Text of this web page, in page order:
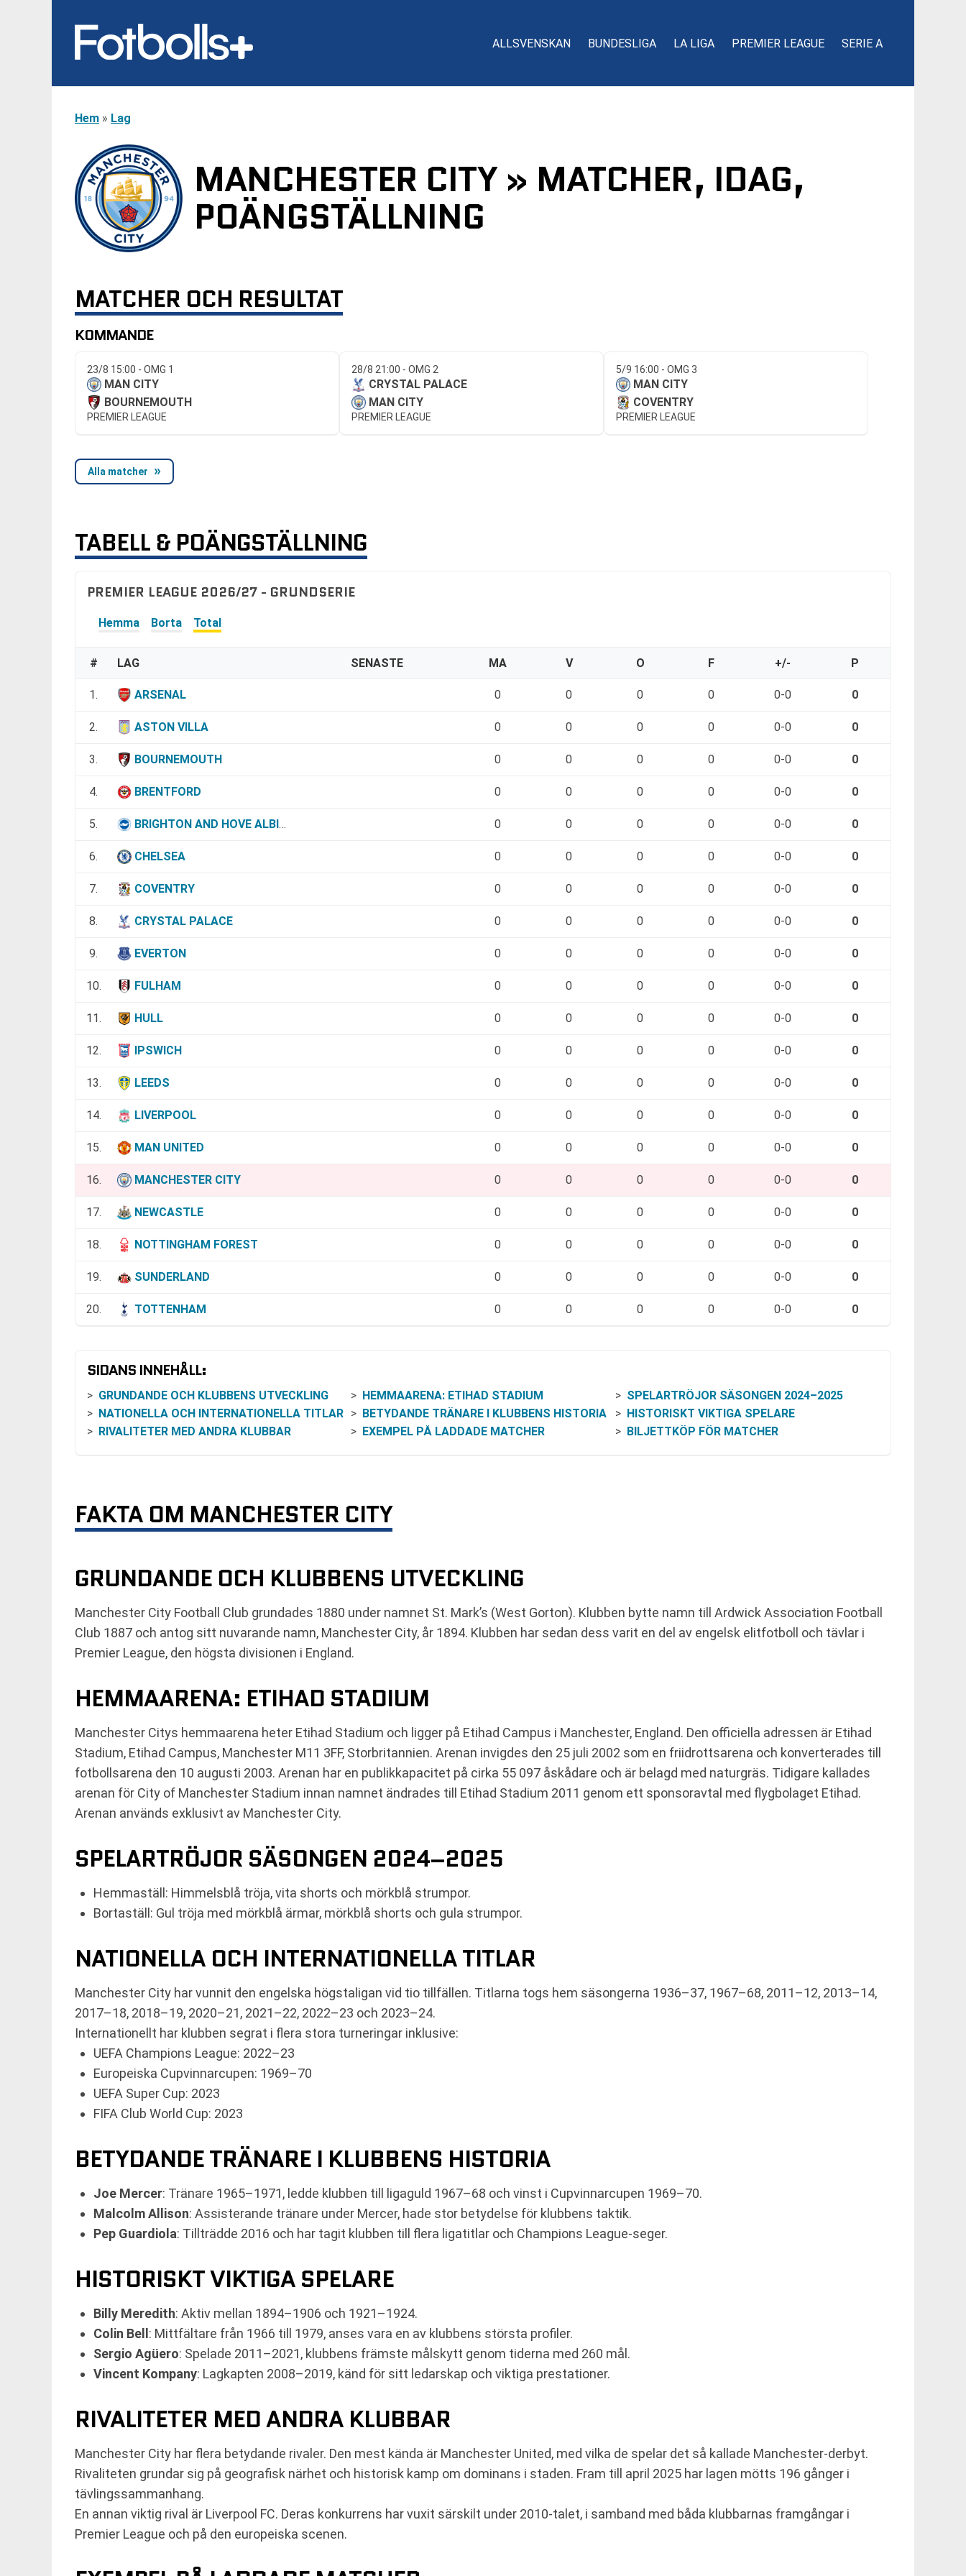
ALLSVENSKAN BUNDESLIGA LA LIGA PREMIER LEAGUE SERIE A
Hem » Lag
MANCHESTER CITY » MATCHER, IDAG,
POÄNGSTÄLLNING
MATCHER OCH RESULTAT
KOMMANDE
23/8 15:00 - OMG 1
MAN CITY
BOURNEMOUTH
PREMIER LEAGUE
28/8 21:00 - OMG 2
CRYSTAL PALACE
MAN CITY
PREMIER LEAGUE
5/9 16:00 - OMG 3
MAN CITY
COVENTRY
PREMIER LEAGUE
Alla matcher
TABELL & POÄNGSTÄLLNING
PREMIER LEAGUE 2026/27 - GRUNDSERIE
Hemma Borta Total
# LAG SENASTE MA V O F +/- P
1. ARSENAL 0 0 0 0 0-0 0
2. ASTON VILLA 0 0 0 0 0-0 0
3. BOURNEMOUTH 0 0 0 0 0-0 0
4. BRENTFORD 0 0 0 0 0-0 0
5. BRIGHTON AND HOVE ALBION 0 0 0 0 0-0 0
6. CHELSEA 0 0 0 0 0-0 0
7. COVENTRY 0 0 0 0 0-0 0
8. CRYSTAL PALACE 0 0 0 0 0-0 0
9. EVERTON 0 0 0 0 0-0 0
10. FULHAM 0 0 0 0 0-0 0
11. HULL 0 0 0 0 0-0 0
12. IPSWICH 0 0 0 0 0-0 0
13. LEEDS 0 0 0 0 0-0 0
14. LIVERPOOL 0 0 0 0 0-0 0
15. MAN UNITED 0 0 0 0 0-0 0
16. MANCHESTER CITY 0 0 0 0 0-0 0
17. NEWCASTLE 0 0 0 0 0-0 0
18. NOTTINGHAM FOREST 0 0 0 0 0-0 0
19. SUNDERLAND 0 0 0 0 0-0 0
20. TOTTENHAM 0 0 0 0 0-0 0
SIDANS INNEHÅLL:
GRUNDANDE OCH KLUBBENS UTVECKLING HEMMAARENA: ETIHAD STADIUM
SPELARTRÖJOR SÄSONGEN 2024–2025
NATIONELLA OCH INTERNATIONELLA TITLAR
BETYDANDE TRÄNARE I KLUBBENS HISTORIA
HISTORISKT VIKTIGA SPELARE
RIVALITETER MED ANDRA KLUBBAR
EXEMPEL PÅ LADDADE MATCHER BILJETTKÖP FÖR MATCHER
FAKTA OM MANCHESTER CITY
GRUNDANDE OCH KLUBBENS UTVECKLING
Manchester City Football Club grundades 1880 under namnet St. Mark’s (West Gorton). Klubben bytte namn till Ardwick Association Football
Club 1887 och antog sitt nuvarande namn, Manchester City, år 1894. Klubben har sedan dess varit en del av engelsk elitfotboll och tävlar i
Premier League, den högsta divisionen i England.
HEMMAARENA: ETIHAD STADIUM
Manchester Citys hemmaarena heter Etihad Stadium och ligger på Etihad Campus i Manchester, England. Den officiella adressen är Etihad
Stadium, Etihad Campus, Manchester M11 3FF, Storbritannien. Arenan invigdes den 25 juli 2002 som en friidrottsarena och konverterades till
fotbollsarena den 10 augusti 2003. Arenan har en publikkapacitet på cirka 55 097 åskådare och är belagd med naturgräs. Tidigare kallades
arenan för City of Manchester Stadium innan namnet ändrades till Etihad Stadium 2011 genom ett sponsoravtal med flygbolaget Etihad.
Arenan används exklusivt av Manchester City.
SPELARTRÖJOR SÄSONGEN 2024–2025
Hemmaställ: Himmelsblå tröja, vita shorts och mörkblå strumpor.
Bortaställ: Gul tröja med mörkblå ärmar, mörkblå shorts och gula strumpor.
NATIONELLA OCH INTERNATIONELLA TITLAR
Manchester City har vunnit den engelska högstaligan vid tio tillfällen. Titlarna togs hem säsongerna 1936–37, 1967–68, 2011–12, 2013–14,
2017–18, 2018–19, 2020–21, 2021–22, 2022–23 och 2023–24.
Internationellt har klubben segrat i flera stora turneringar inklusive:
UEFA Champions League: 2022–23
Europeiska Cupvinnarcupen: 1969–70
UEFA Super Cup: 2023
FIFA Club World Cup: 2023
BETYDANDE TRÄNARE I KLUBBENS HISTORIA
Joe Mercer: Tränare 1965–1971, ledde klubben till ligaguld 1967–68 och vinst i Cupvinnarcupen 1969–70.
Malcolm Allison: Assisterande tränare under Mercer, hade stor betydelse för klubbens taktik.
Pep Guardiola: Tillträdde 2016 och har tagit klubben till flera ligatitlar och Champions League-seger.
HISTORISKT VIKTIGA SPELARE
Billy Meredith: Aktiv mellan 1894–1906 och 1921–1924.
Colin Bell: Mittfältare från 1966 till 1979, anses vara en av klubbens största profiler.
Sergio Agüero: Spelade 2011–2021, klubbens främste målskytt genom tiderna med 260 mål.
Vincent Kompany: Lagkapten 2008–2019, känd för sitt ledarskap och viktiga prestationer.
RIVALITETER MED ANDRA KLUBBAR
Manchester City har flera betydande rivaler. Den mest kända är Manchester United, med vilka de spelar det så kallade Manchester-derbyt.
Rivaliteten grundar sig på geografisk närhet och historisk kamp om dominans i staden. Fram till april 2025 har lagen mötts 196 gånger i
tävlingssammanhang.
En annan viktig rival är Liverpool FC. Deras konkurrens har vuxit särskilt under 2010-talet, i samband med båda klubbarnas framgångar i
Premier League och på den europeiska scenen.